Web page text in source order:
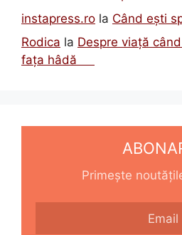
instapress.ro la Când ești
Rodica la Despre viață
fața hâdă
Primește